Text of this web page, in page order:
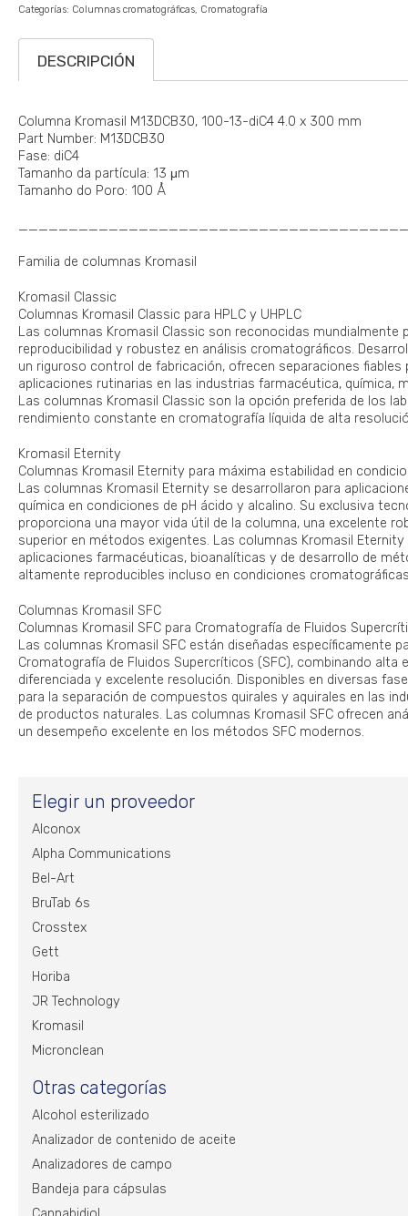
Categorías: Columnas cromatográficas Cromatografía
DESCRIPCIÓN
Columna Kromasil M13DCB30, 100-13-diC4 4.0 x 300 mm
Part Number: M13DCB30
Fase: diC4
Tamanho da partícula: 13 μm
Tamanho do Poro: 100 Å
Familia de columnas Kromasil
Kromasil Classic
Columnas Kromasil Classic para HPLC y UHPLC
Las columnas Kromasil Classic son reconocidas mundialmente
reproducibilidad y robustez en análisis cromatográficos.
un riguroso control de fabricación, ofrecen separaciones
aplicaciones rutinarias en las industrias farmacéutica, química,
Las columnas Kromasil Classic son la opción preferida de los
rendimiento constante en cromatografía líquida de alta
Kromasil Eternity
Columnas Kromasil Eternity para máxima estabilidad en
Las columnas Kromasil Eternity se desarrollaron para
química en condiciones de pH ácido y alcalino. Su exclusiva
proporciona una mayor vida útil de la columna, una excelente
superior en métodos exigentes. Las columnas Kromasil
aplicaciones farmacéuticas, bioanalíticas y de desarrollo de
altamente reproducibles incluso en condiciones
Columnas Kromasil SFC
Columnas Kromasil SFC para Cromatografía de Fluidos
Las columnas Kromasil SFC están diseñadas específicamente
Cromatografía de Fluidos Supercríticos (SFC), combinando alta
diferenciada y excelente resolución. Disponibles en diversas
para la separación de compuestos quirales y aquirales en las
de productos naturales. Las columnas Kromasil SFC ofrecen
un desempeño excelente en los métodos SFC modernos.
Elegir un proveedor
Alconox
Alpha Communications
Bel-Art
BruTab 6s
Crosstex
Gett
Horiba
JR Technology
Kromasil
Micronclean
Otras categorías
Alcohol esterilizado
Analizador de contenido de aceite
Analizadores de campo
Bandeja para cápsulas